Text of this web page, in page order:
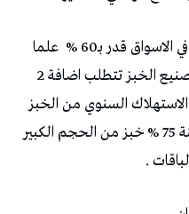
قدر بـ60 %
علما
وان 100 كلغ من الفارينة المعدة لتصنيع الخبز تتطلب اضافة 2
الاستهلاك السنوي من الخبز
بحوالي 6,5 مليون قنطار من الفارينة 75 % خبز من الحجم الكبير